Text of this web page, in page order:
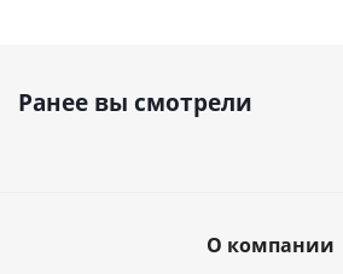
Ранее вы смотрели
О компании